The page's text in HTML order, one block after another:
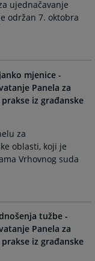
ujednačavanje
održan 7. oktobra
mjenice -
Panela za
iz građanske
za
oblasti, koji je
Vrhovnog suda
tužbe -
Panela za
iz građanske